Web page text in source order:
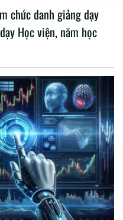
chức danh giảng dạy
Học viện, năm học